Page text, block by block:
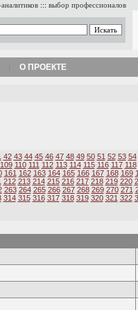
::: выбор профессионалов
О ПРОЕКТЕ
42 43 44 45 46 47 48 49 50 51 52 53 54
109 110 111 112 113 114 115 116 117 118
161 162 163 164 165 166 167 168 169
212 213 214 215 216 217 218 219 220
263 264 265 266 267 268 269 270 271
314 315 316 317 318 319 320 321 322